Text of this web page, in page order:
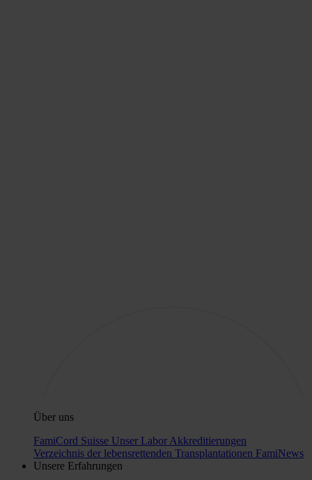
Über uns
FamiCord Suisse Unser Labor Akkreditierungen
Verzeichnis der lebensrettenden Transplantationen FamiNews
Unsere Erfahrungen